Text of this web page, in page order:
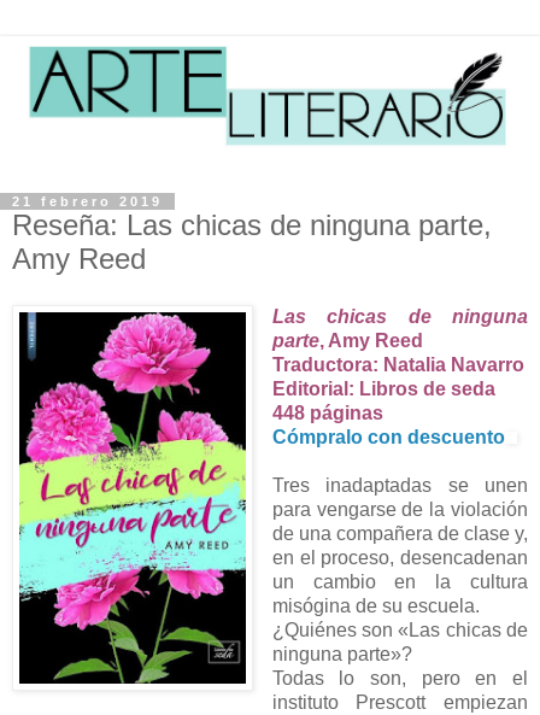
21 febrero 2019
Reseña: Las chicas de ninguna parte,
Amy Reed
Las chicas de ninguna
parte, Amy Reed
Traductora: Natalia Navarro
Editorial: Libros de seda
448 páginas
Cómpralo con descuento
Tres inadaptadas se unen
para vengarse de la violación
de una compañera de clase y,
en el proceso, desencadenan
un cambio en la cultura
misógina de su escuela.
¿Quiénes son «Las chicas de
ninguna parte»?
Todas lo son, pero en el
instituto Prescott empiezan